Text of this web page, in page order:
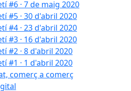
#6 · 7 de maig 2020
#5 · 30 d'abril 2020
#4 · 23 d'abril 2020
#3 · 16 d'abril 2020
#2 · 8 d'abril 2020
#1 · 1 d'abril 2020
comerç a comerç